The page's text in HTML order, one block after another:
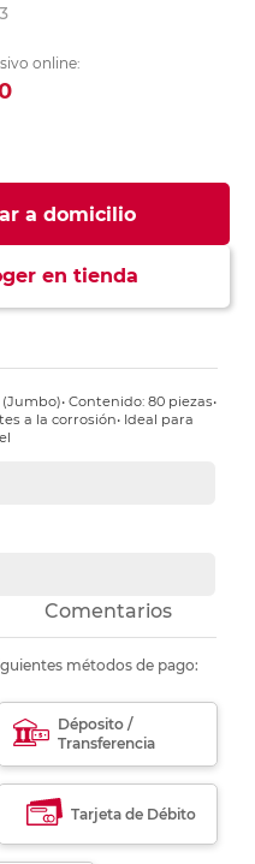
online:
a domicilio
en tienda
Contenido: 80 piezas•
a la corrosión• Ideal para
Comentarios
métodos de pago:
Déposito /
Transferencia
Tarjeta de Débito